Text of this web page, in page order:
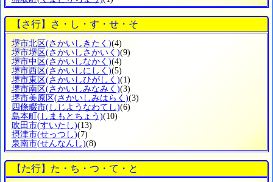
【さ行】さ・し・す・せ・そ
堺市北区(さかいしきたく)(4)
堺市堺区(さかいしさかいく)(9)
堺市中区(さかいしなかく)(4)
堺市西区(さかいしにしく)(5)
堺市東区(さかいしひがしく)(1)
堺市南区(さかいしみなみく)(3)
堺市美原区(さかいしみはらく)(3)
四條畷市(しじようなわてし)(6)
島本町(しまもとちょう)(10)
吹田市(すいたし)(13)
摂津市(せっつし)(7)
泉南市(せんなんし)(8)
【た行】た・ち・つ・て・と